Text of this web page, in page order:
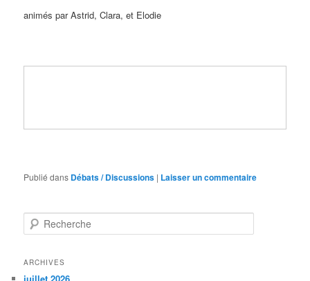
animés par Astrid, Clara, et Elodie
Publié dans Débats / Discussions | Laisser un commentaire
e
h
ARCHIVES
juillet 2026